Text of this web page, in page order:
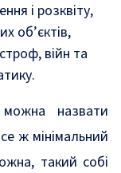
і розквіту,
об’єктів,
війн та
назвати
ж мінімальний
такий собі